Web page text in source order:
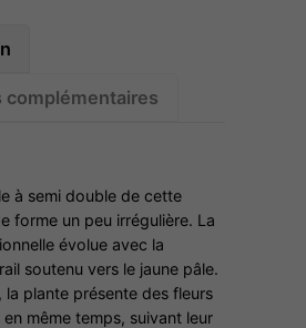
complémentaires
à semi double de cette
forme un peu irrégulière. La
évolue avec la
soutenu vers le jaune pâle.
la plante présente des fleurs
même temps, suivant leur